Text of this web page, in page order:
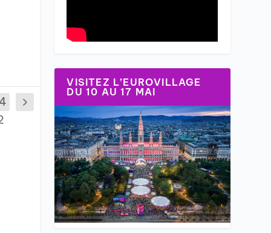
VISITEZ L’EUROVILLAGE
DU 10 AU 17 MAI